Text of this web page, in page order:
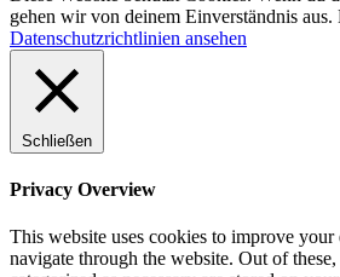
gehen wir von deinem Einverständnis aus.
Datenschutzrichtlinien ansehen
Schließen
Privacy Overview
This website uses cookies to improve
navigate through the website. Out of